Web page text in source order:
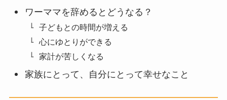
ワーママを辞めるとどうなる？
子どもとの時間が増える
心にゆとりができる
家計が苦しくなる
家族にとって、自分にとって幸せなこと